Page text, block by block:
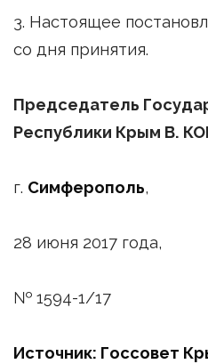
3. Настоящее
со дня принятия.
Председатель
Республики Крым В.
г. Симферополь,
28 июня 2017 года,
№ 1594-1/17
Источник: Госсовет